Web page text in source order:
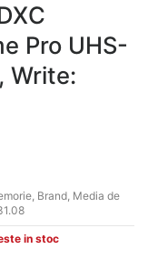
Pro UHS-
Write:
, Brand, Media de
in stoc